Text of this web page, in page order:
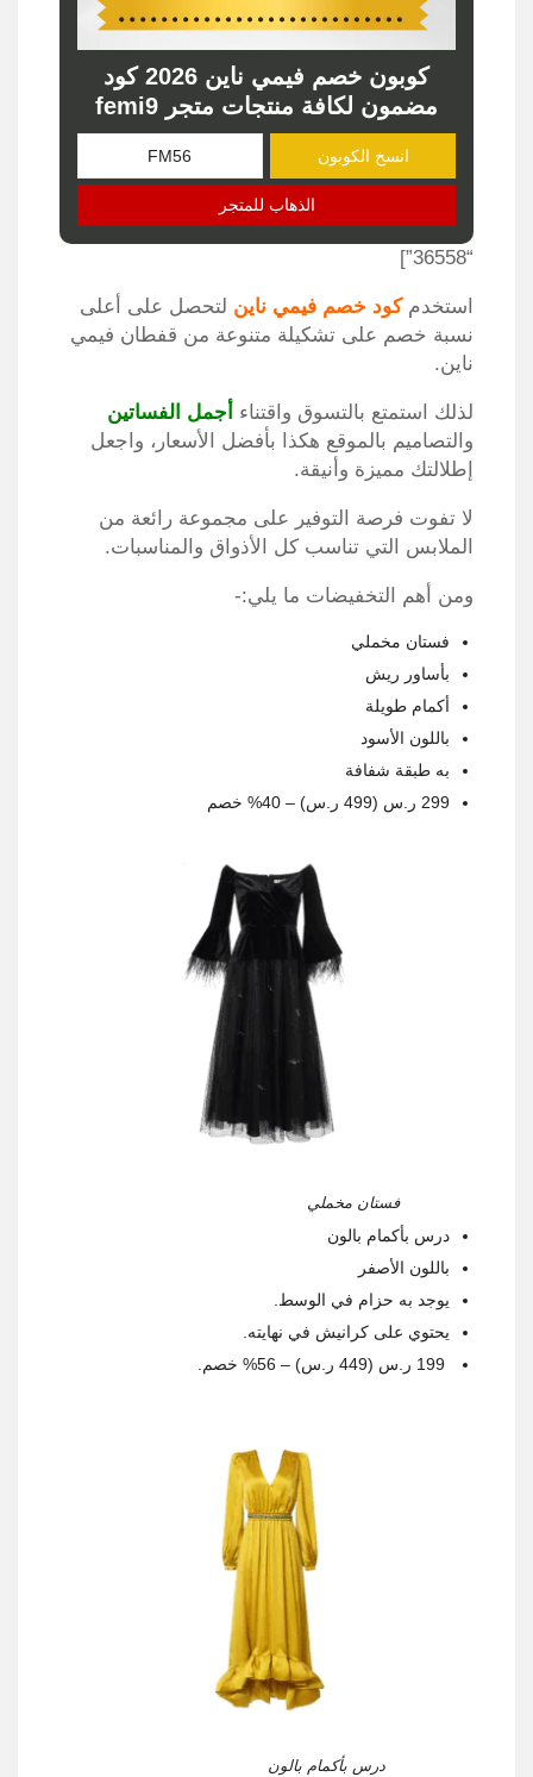
كوبون خصم فيمي ناين 2026 كود
مضمون لكافة منتجات متجر femi9
انسخ الكوبون
الذهاب للمتجر
“36558”]
استخدمكود خصم فيمي ناين لتحصل على أعلى
نسبة خصم على تشكيلة متنوعة من قفطان فيمي
ناين.
لذلك استمتع بالتسوق واقتناء
أجمل الفساتين
والتصاميم بالموقع هكذا بأفضل الأسعار، واجعل
إطلالتك مميزة وأنيقة.
لا تفوت فرصة التوفير على مجموعة رائعة من
الملابس التي تناسب كل الأذواق والمناسبات.
ومن أهم التخفيضات ما يلي:-
فستان مخملي
بأساور ريش
أكمام طويلة
باللون الأسود
به طبقة شفافة
299 ر.س (499 ر.س) – 40% خصم
فستان مخملي
درس بأكمام بالون
باللون الأصفر
يوجد به حزام في الوسط.
يحتوي على كرانيش في نهايته.
درس بأكمام بالون